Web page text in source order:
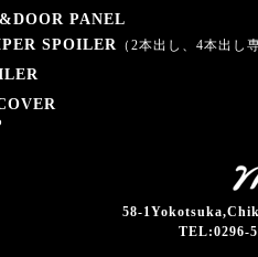
PANEL
SPOILER （2本出し、4本出し
58-
TEL:0296-